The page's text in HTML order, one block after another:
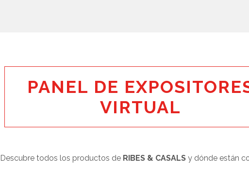
PANEL DE
VIRTUAL
Descubre todos los productos de RIBES & CASALSy dónde están